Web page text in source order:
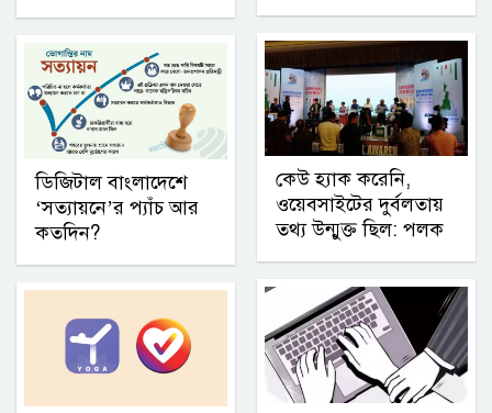
ডিজিটাল বাংলাদেশে
‘সত্যায়নে’র প্যাঁচ আর
কতদিন?
কেউ হ্যাক করেনি,
ওয়েবসাইটের দুর্বলতায়
তথ্য উন্মুক্ত ছিল: পলক